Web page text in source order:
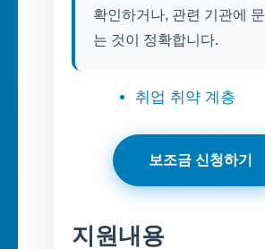
확인하거나, 관련 기관에 문
는 것이 정확합니다.
취업 취약 계층
보조금 신청하기
지원내용